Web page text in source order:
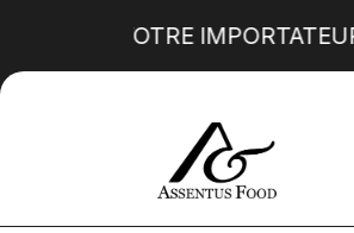
VOTRE
ÉPICERIE SNACKING
Craquants norvégiens
Produits
Produits alimentaires